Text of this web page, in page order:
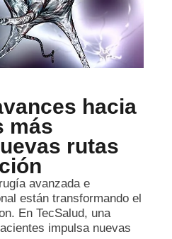
hacia
más
rutas
avanzada e
están transformando el
En TecSalud, una
impulsa nuevas